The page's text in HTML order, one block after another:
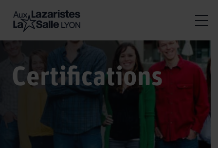
Certifications